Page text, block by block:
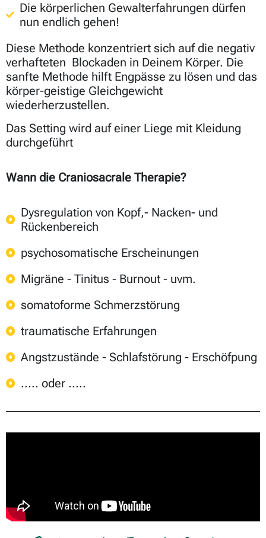
Die körperlichen Gewalterfahrungen dürfen
nun endlich gehen!
Diese Methode konzentriert sich auf die negativ
verhafteten Blockaden in Deinem Körper. Die
sanfte Methode hilft Engpässe zu lösen und das
körper-geistige Gleichgewicht
wiederherzustellen.
Das Setting wird auf einer Liege mit Kleidung
durchgeführt
Wann die Craniosacrale Therapie?
Dysregulation von Kopf,- Nacken- und
Rückenbereich
psychosomatische Erscheinungen
Migräne - Tinitus - Burnout - uvm.
somatoforme Schmerzstörung
traumatische Erfahrungen
Angstzustände - Schlafstörung - Erschöfpung
..... oder .....